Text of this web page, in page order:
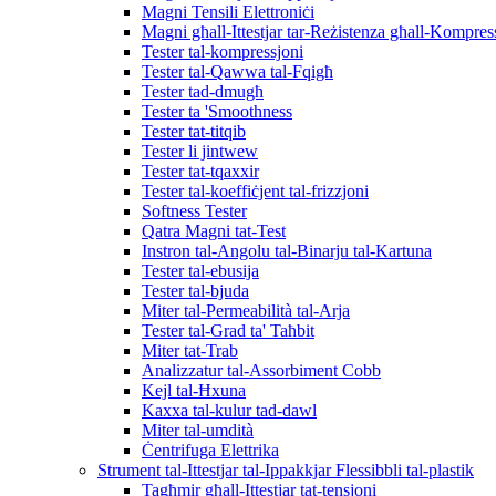
Magni Tensili Elettroniċi
Magni għall-Ittestjar tar-Reżistenza għall-
Tester tal-kompressjoni
Tester tal-Qawwa tal-Fqigħ
Tester tad-dmugħ
Tester ta 'Smoothness
Tester tat-titqib
Tester li jintwew
Tester tat-tqaxxir
Tester tal-koeffiċjent tal-frizzjoni
Softness Tester
Qatra Magni tat-Test
Instron tal-Angolu tal-Binarju tal-Kartuna
Tester tal-ebusija
Tester tal-bjuda
Miter tal-Permeabilità tal-Arja
Tester tal-Grad ta' Taħbit
Miter tat-Trab
Analizzatur tal-Assorbiment Cobb
Kejl tal-Ħxuna
Kaxxa tal-kulur tad-dawl
Miter tal-umdità
Ċentrifuga Elettrika
Strument tal-Ittestjar tal-Ippakkjar Flessibbli tal-plastik
Tagħmir għall-Ittestjar tat-tensjoni